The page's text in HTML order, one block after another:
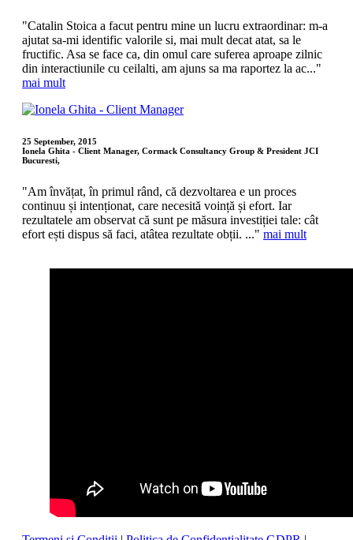
"Catalin Stoica a facut pentru mine un lucru extraordinar: m-a
ajutat sa-mi identific valorile si, mai mult decat atat, sa le
fructific. Asa se face ca, din omul care suferea aproape zilnic
din interactiunile cu ceilalti, am ajuns sa ma raportez la ac..."
mai mult
25 September, 2015
Ionela Ghita - Client Manager, Cormack Consultancy Group & President JCI
Bucuresti,
"Am învățat, în primul rând, că dezvoltarea e un proces
continuu și intenționat, care necesită voință și efort. Iar
rezultatele am observat că sunt pe măsura investiției tale: cât
efort ești dispus să faci, atâtea rezultate obții. ..." mai mult